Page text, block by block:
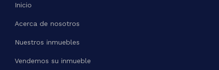
Inicio
Acerca de nosotros
Nuestros inmuebles
Vendemos su inmueble